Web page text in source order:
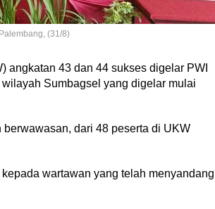
(31/8)
43 dan 44 sukses digelar PWI
Sumbagsel yang digelar mulai
dari 48 peserta di UKW
wartawan yang telah menyandang